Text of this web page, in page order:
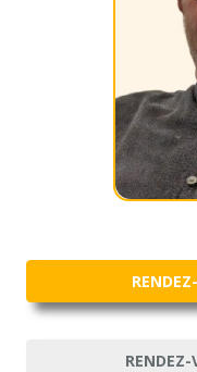
RENDEZ-